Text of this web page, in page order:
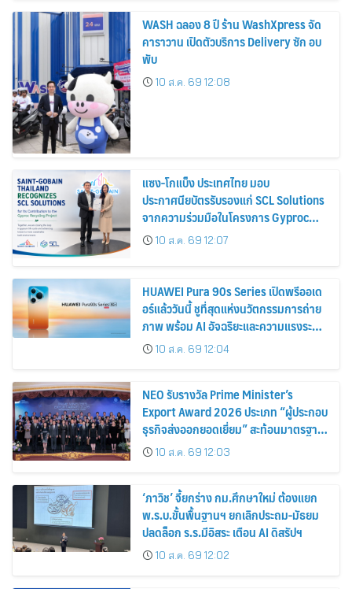
WASH ฉลอง 8 ปี ร้าน WashXpress จัด
คาราวาน เปิดตัวบริการ Delivery ซัก อบ
พับ
10 ส.ค. 69 12:08
แซง-โกแบ็ง ประเทศไทย มอบ
ประกาศนียบัตรรับรองแก่ SCL Solutions
จากความร่วมมือในโครงการ Gyproc
Recycling
10 ส.ค. 69 12:07
HUAWEI Pura 90s Series เปิดพรีออเด
อร์แล้ววันนี้ ชูที่สุดแห่งนวัตกรรมการถ่าย
ภาพ พร้อม AI อัจฉริยะและความแรงระดับ
5G Advanced
10 ส.ค. 69 12:04
NEO รับรางวัล Prime Minister’s
Export Award 2026 ประเภท “ผู้ประกอบ
ธุรกิจส่งออกยอดเยี่ยม” สะท้อนมาตรฐาน
การดำเนินธุรกิจ พร้อมยกระดับศักยภาพ
สินค้าไทยสู่ตลาดโลก
10 ส.ค. 69 12:03
‘ภาวิช’ จี้ยกร่าง กม.ศึกษาใหม่ ต้องแยก
พ.ร.บ.ขั้นพื้นฐานฯ ยกเลิกประถม-มัธยม
ปลดล็อก ร.ร.มีอิสระ เตือน AI ดิสรัปฯ
10 ส.ค. 69 12:02